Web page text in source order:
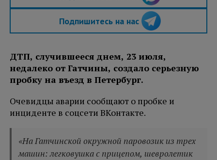
Подпишитесь на нас
ДТП, случившееся днем, 23 июля,
недалеко от Гатчины, создало серьезную
пробку на въезд в Петербург.
Очевидцы аварии сообщают о пробке и
инциденте в соцсети ВКонтакте.
«На Гатчинской окружной паровозик из трех
машин: легковушка с прицепом, шевролетик